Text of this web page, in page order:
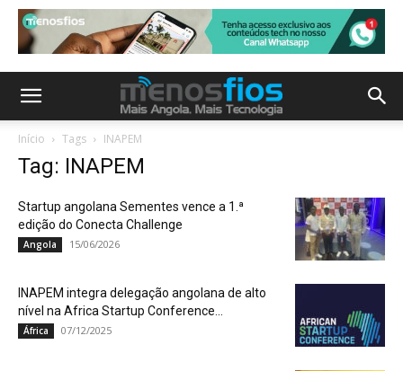
Início Tags INAPEM
Tag: INAPEM
Startup angolana Sementes vence a 1.ª
edição do Conecta Challenge
Angola 15/06/2026
INAPEM integra delegação angolana de alto
nível na Africa Startup Conference...
África 07/12/2025